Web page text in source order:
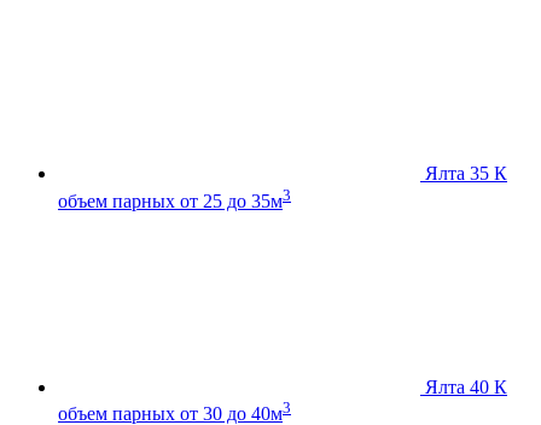
Ялта 35 К
объем парных от 25 до 35м3
Ялта 40 К
объем парных от 30 до 40м3